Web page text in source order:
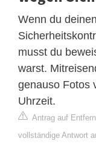
Wenn du
musst du
warst.
genauso Fotos
Uhrzeit.
Antrag auf
vollständige Antwort